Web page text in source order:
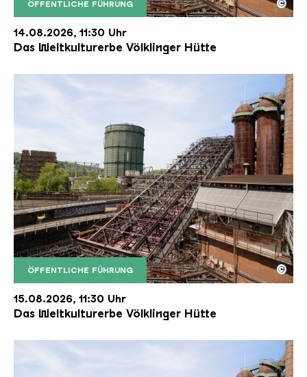
ÖFFENTLICHE FÜHRUNG
Der Erzschrägaufzug der Völklinger Hütte mit
Copyright: Weltkulturerbe Völklinger Hütte | Karl
©
14.08.2026, 11:30 Uhr
Das Weltkulturerbe Völklinger Hütte
ÖFFENTLICHE FÜHRUNG
Der Erzschrägaufzug der Völklinger Hütte mit
Copyright: Weltkulturerbe Völklinger Hütte | Karl
©
15.08.2026, 11:30 Uhr
Das Weltkulturerbe Völklinger Hütte